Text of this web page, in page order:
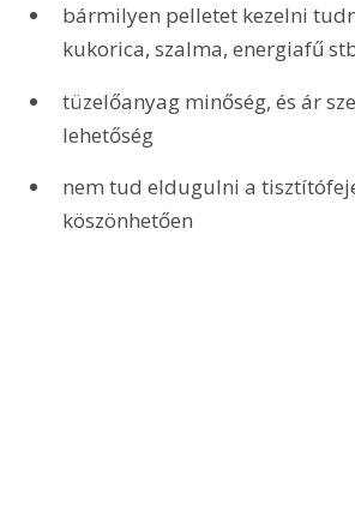
bármilyen pelletet kezelni
kukorica, szalma, energiafű
tüzelőanyag minőség, és ár
lehetőség
nem tud eldugulni a
köszönhetően